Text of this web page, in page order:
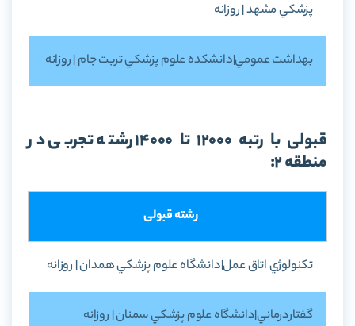
پزشکي مشهد | روزانه
بهداشت عمومي|دانشکده علوم پزشکي تربت جام | روزانه
قبولی با رتبه 12000 تا 14000 رشته تجربی در
منطقه 2:
رشته قبولی
تکنولوژي اتاق عمل|دانشگاه علوم پزشکي همدان | روزانه
گفتاردرماني|دانشگاه علوم پزشکي سمنان | روزانه